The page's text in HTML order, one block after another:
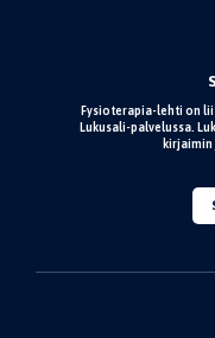
Fysioterapia-lehti on
Lukusali-palvelussa.
kirjaimin